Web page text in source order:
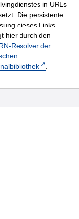
in URLs
Die persistente
dieses Links
hier durch den
Resolver der
.